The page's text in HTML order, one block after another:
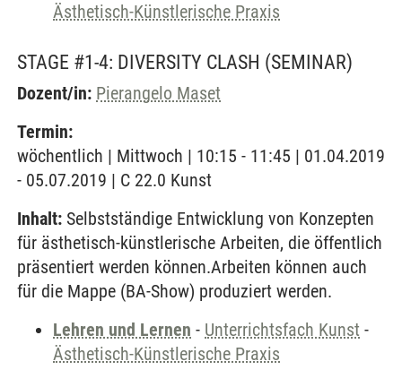
Ästhetisch-Künstlerische Praxis
STAGE #1-4: DIVERSITY CLASH (SEMINAR)
Dozent/in: Pierangelo Maset
Termin:
wöchentlich | Mittwoch | 10:15 - 11:45 | 01.04.2019
- 05.07.2019 | C 22.0 Kunst
Inhalt: Selbstständige Entwicklung von Konzepten
für ästhetisch-künstlerische Arbeiten, die öffentlich
präsentiert werden können.Arbeiten können auch
für die Mappe (BA-Show) produziert werden.
Lehren und Lernen - Unterrichtsfach Kunst -
Ästhetisch-Künstlerische Praxis